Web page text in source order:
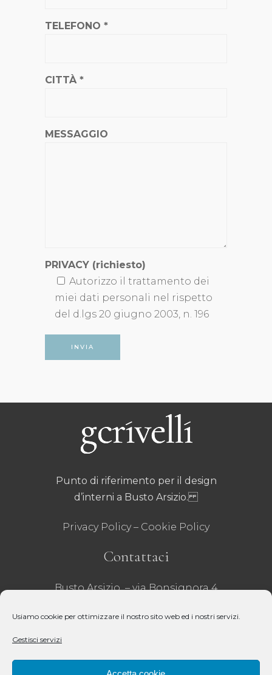
Usiamo cookie per ottimizzare il nostro sito web ed i nostri servizi.
Gestisci servizi
TELEFONO *
CITTÀ *
MESSAGGIO
PRIVACY (richiesto)
Autorizzo il trattamento dei
miei dati personali nel rispetto
del d.lgs 20 giugno 2003, n. 196
Punto di riferimento per il design
d’interni a Busto Arsizio.
Privacy Policy– Cookie Policy
Contattaci
Busto Arsizio – via Bonsignora 4
REA VA – 31271 – Cap Sociale 51.000€